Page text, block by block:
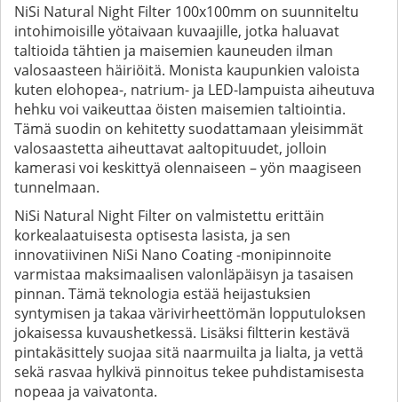
NiSi Natural Night Filter 100x100mm on suunniteltu
intohimoisille yötaivaan kuvaajille, jotka haluavat
taltioida tähtien ja maisemien kauneuden ilman
valosaasteen häiriöitä. Monista kaupunkien valoista
kuten elohopea-, natrium- ja LED-lampuista aiheutuva
hehku voi vaikeuttaa öisten maisemien taltiointia.
Tämä suodin on kehitetty suodattamaan yleisimmät
valosaastetta aiheuttavat aaltopituudet, jolloin
kamerasi voi keskittyä olennaiseen – yön maagiseen
tunnelmaan.
NiSi Natural Night Filter on valmistettu erittäin
korkealaatuisesta optisesta lasista, ja sen
innovatiivinen NiSi Nano Coating -monipinnoite
varmistaa maksimaalisen valonläpäisyn ja tasaisen
pinnan. Tämä teknologia estää heijastuksien
syntymisen ja takaa värivirheettömän lopputuloksen
jokaisessa kuvaushetkessä. Lisäksi filtterin kestävä
pintakäsittely suojaa sitä naarmuilta ja lialta, ja vettä
sekä rasvaa hylkivä pinnoitus tekee puhdistamisesta
nopeaa ja vaivatonta.